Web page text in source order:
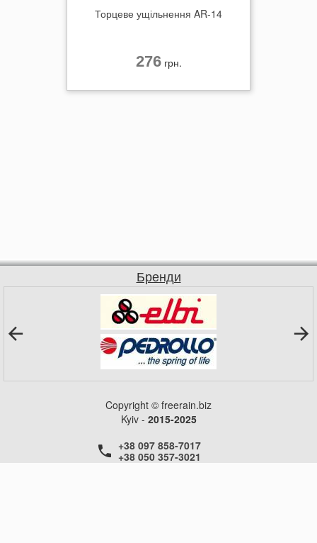
Торцеве ущільнення AR-14
276грн.
Бренди
Copyright © freerain.biz
Kyiv - 2015-2025
+38 097 858-7017
+38 050 357-3021